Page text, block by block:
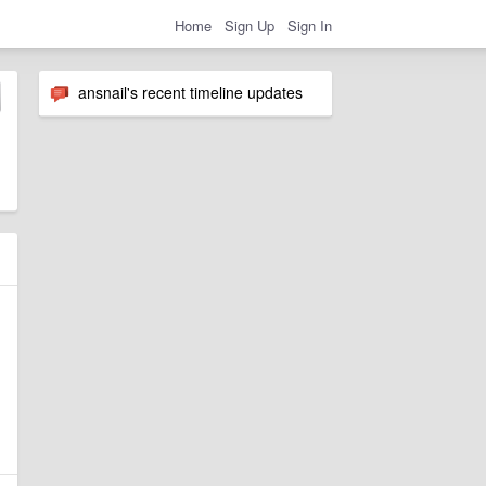
Home Sign Up Sign In
ansnail's recent timeline updates